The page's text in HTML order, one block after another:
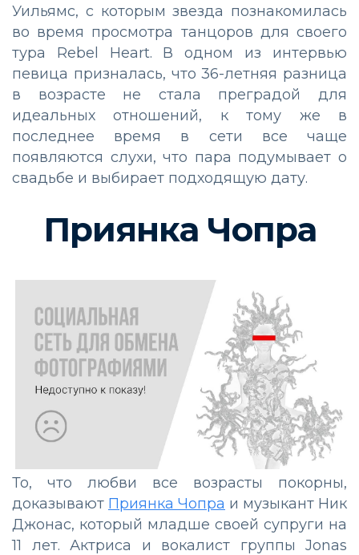
Уильямс, с которым звезда познакомилась
во время просмотра танцоров для своего
тура Rebel Heart. В одном из интервью
певица призналась, что 36-летняя разница
в возрасте не стала преградой для
идеальных отношений, к тому же в
последнее время в сети все чаще
появляются слухи, что пара подумывает о
свадьбе и выбирает подходящую дату.
Приянка Чопра
То, что любви все возрасты покорны,
доказывают Приянка Чопра и музыкант Ник
Джонас, который младше своей супруги на
11 лет. Актриса и вокалист группы Jonas